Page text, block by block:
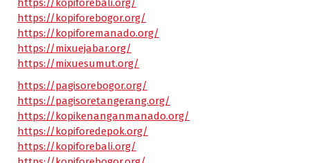
https://kopiforebali.org/
https://kopiforebogor.org/
https://kopiforemanado.org/
https://mixuejabar.org/
https://mixuesumut.org/
https://pagisorebogor.org/
https://pagisoretangerang.org/
https://kopikenanganmanado.org/
https://kopiforedepok.org/
https://kopiforebali.org/